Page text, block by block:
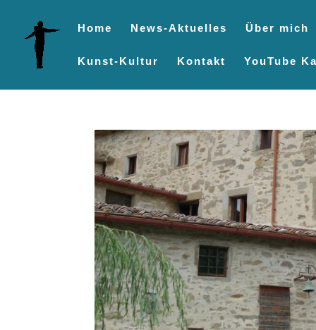
Home News-Aktuelles Über mich
Kunst-Kultur Kontakt YouTube